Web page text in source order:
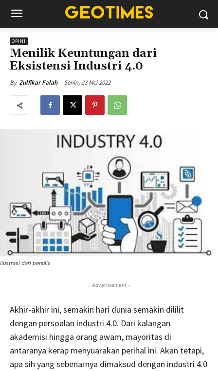
OPINI
Menilik Keuntungan dari
Eksistensi Industri 4.0
By Zulfikar Falah Senin, 23 Mei 2022
Ilustrasi dari penulis
- Advertisement -
Akhir-akhir ini, semakin hari dunia semakin dililit
dengan persoalan industri 4.0. Dari kalangan
akademisi hingga orang awam, mayoritas di
antaranya kerap menyuarakan perihal ini. Akan tetapi,
apa sih yang sebenarnya dimaksud dengan industri 4.0